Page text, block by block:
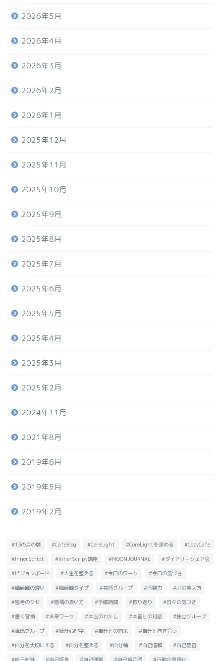
2026年5月
2026年4月
2026年3月
2026年2月
2026年1月
2025年12月
2025年11月
2025年10月
2025年9月
2025年8月
2025年7月
2025年6月
2025年5月
2025年4月
2025年3月
2025年2月
2024年11月
2021年8月
2019年6月
2019年5月
2019年2月
#13の月の暦 #CafeBlog #CoreLight #CoreLightを深める #CozyCafe
#InnerScript #InnerScript講座 #MOONJOURNAL #ダイアリーシェア会
#ビジョンボード #人生を整える #今日のワーク #今日の気づき
#価値観の違い #価値観タイプ #共感グループ #内観力 #心の整え方
#思考のクセ #感情の扱い方 #手帳時間 #振り返り #日々の気づき
#書く習慣 #未来ワーク #本当のわたし #本音との対話 #独立グループ
#直感グループ #統計心理学 #自分との約束 #自分と向き合う
#自分を大切にする #自分を整える #自分軸 #自己信頼 #自己変容
#自己対話 #自己成長 #自己理解 #自己肯定感 #行動の言語化